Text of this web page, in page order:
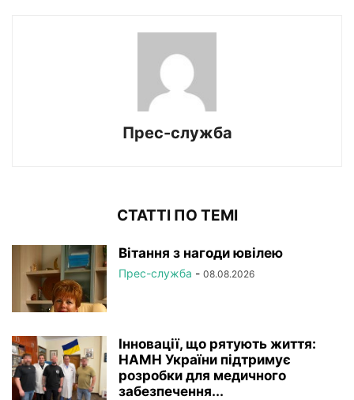
Прес-служба
СТАТТІ ПО ТЕМІ
Вітання з нагоди ювілею
Прес-служба - 08.08.2026
Інновації, що рятують життя:
НАМН України підтримує
розробки для медичного
забезпечення...